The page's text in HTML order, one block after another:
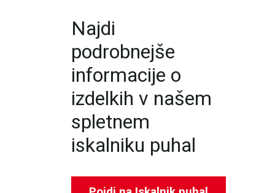
Najdi
podrobnejše
informacije o
izdelkih v našem
spletnem
iskalniku puhal